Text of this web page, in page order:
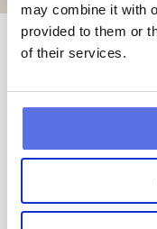
may combine it with
provided to them or
of their services.
training
circuit training
we zo
Het is
kracht op te
aan je